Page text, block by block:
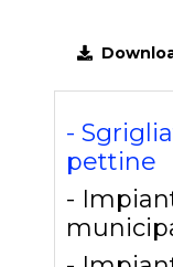
GRIGLIA
-
pettine
-